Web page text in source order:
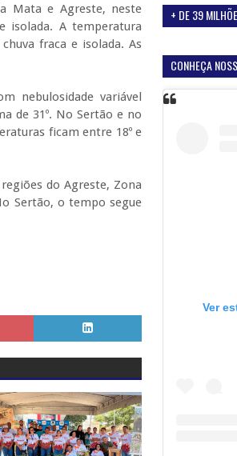
Mata e Agreste, neste
isolada. A temperatura
fraca e isolada. As
nebulosidade variável
de 31º. No Sertão e no
ficam entre 18º e
do Agreste, Zona
Sertão, o tempo segue
+ DE 39
CONHEÇA
Ver